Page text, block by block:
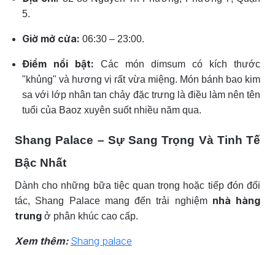
5.
Giờ mở cửa: 06:30 – 23:00.
Điểm nổi bật: Các món dimsum có kích thước
"khủng" và hương vị rất vừa miệng. Món bánh bao kim
sa với lớp nhân tan chảy đặc trưng là điều làm nên tên
tuổi của Baoz xuyên suốt nhiều năm qua.
Shang Palace – Sự Sang Trọng Và Tinh Tế
Bậc Nhất
Dành cho những bữa tiệc quan trọng hoặc tiếp đón đối
tác, Shang Palace mang đến trải nghiệm nhà hàng
trung ở phân khúc cao cấp.
Xem thêm: Shang palace